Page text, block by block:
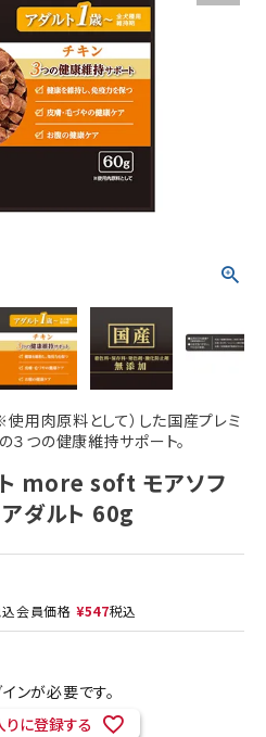
person 新規会員登録
用肉原料として）した国産プレミ
３つの健康維持サポート。
more soft モアソフ
アダルト 60g
会員価格 ¥547税込
ンが必要です。
りに登録する